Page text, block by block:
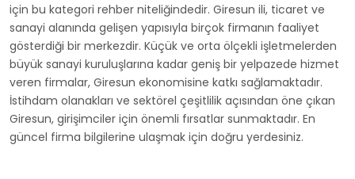
için bu kategori rehber niteliğindedir. Giresun ili, ticaret ve
sanayi alanında gelişen yapısıyla birçok firmanın faaliyet
gösterdiği bir merkezdir. Küçük ve orta ölçekli işletmelerden
büyük sanayi kuruluşlarına kadar geniş bir yelpazede hizmet
veren firmalar, Giresun ekonomisine katkı sağlamaktadır.
İstihdam olanakları ve sektörel çeşitlilik açısından öne çıkan
Giresun, girişimciler için önemli fırsatlar sunmaktadır. En
güncel firma bilgilerine ulaşmak için doğru yerdesiniz.